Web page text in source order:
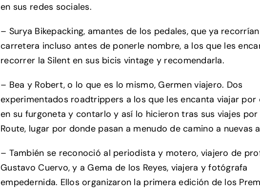
en sus redes sociales.
– Surya Bikepacking, amantes de los pedales, que ya
carretera incluso antes de ponerle nombre, a los que les
recorrer la Silent en sus bicis vintage y recomendarla.
– Bea y Robert, o lo que es lo mismo, Germen viajero. Dos
experimentados roadtrippers a los que les encanta viajar por
en su furgoneta y contarlo y así lo hicieron tras sus viajes por
Route, lugar por donde pasan a menudo de camino a nuevas
– También se reconoció al periodista y motero, viajero de
Gustavo Cuervo, y a Gema de los Reyes, viajera y fotógrafa
empedernida. Ellos organizaron la primera edición de los